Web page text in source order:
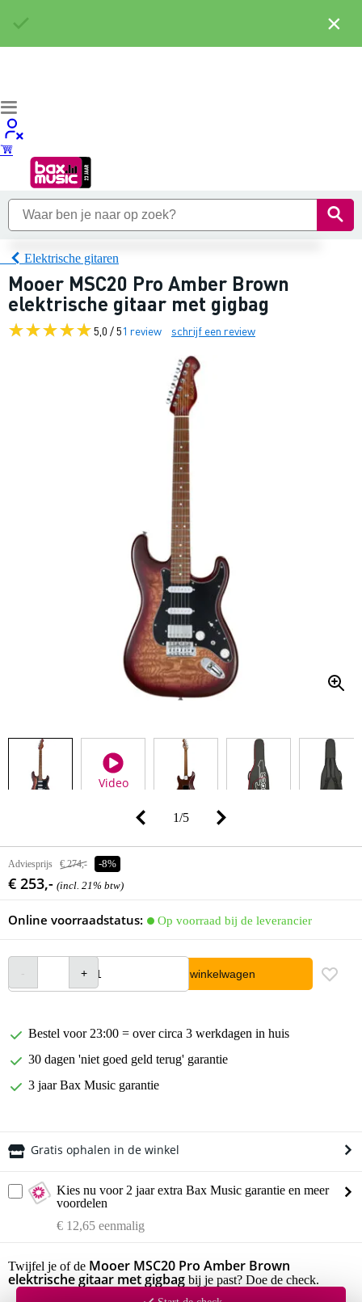
Elektrische gitaren
Mooer MSC20 Pro Amber Brown
elektrische gitaar met gigbag
5,0 / 51 review schrijf een review
Video
1/5
Adviesprijs € 274,- -8%
€ 253,- (incl. 21% btw)
Online voorraadstatus: Op voorraad bij de leverancier
In winkelwagen
Bestel voor 23:00 = over circa 3 werkdagen in huis
30 dagen 'niet goed geld terug' garantie
3 jaar Bax Music garantie
Gratis ophalen in de winkel
Kies nu voor 2 jaar extra Bax Music garantie en meer
voordelen
€ 12,65 eenmalig
Twijfel je of de Mooer MSC20 Pro Amber Brown
elektrische gitaar met gigbag bij je past? Doe de check.
×